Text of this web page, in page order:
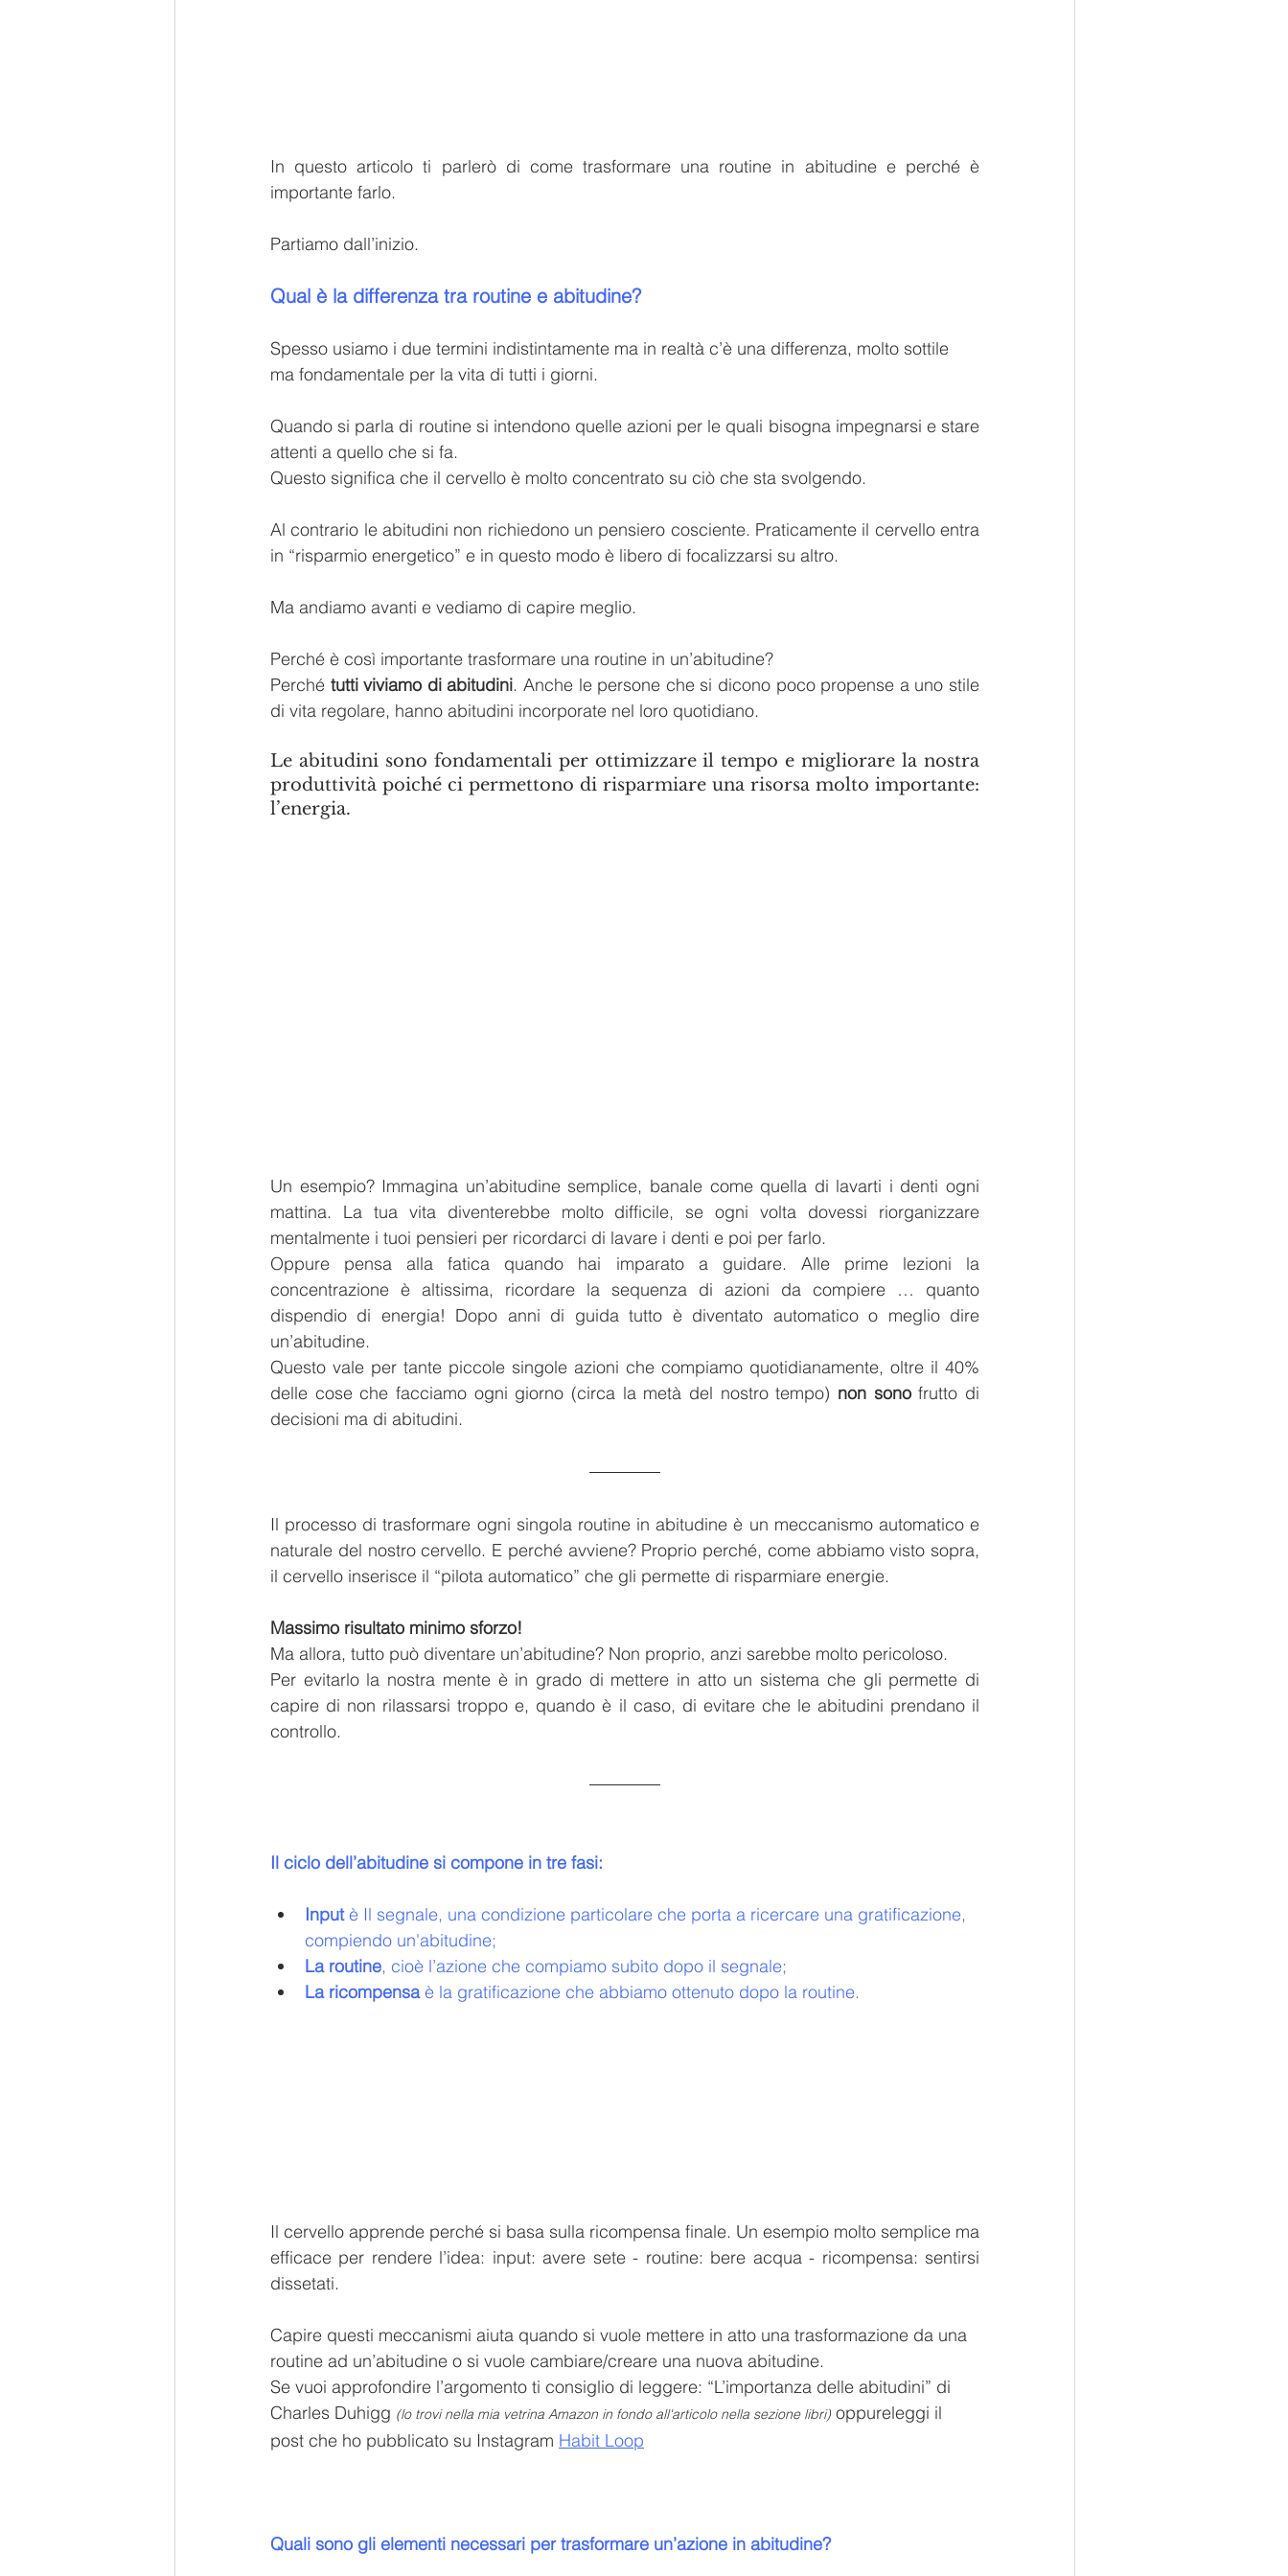
In questo articolo ti parlerò di come trasformare una routine in abitudine e perché è
importante farlo.
Partiamo dall’inizio.
Qual è la differenza tra routine e abitudine?
Spesso usiamo i due termini indistintamente ma in realtà c’è una differenza, molto sottile
ma fondamentale per la vita di tutti i giorni.
Quando si parla di routine si intendono quelle azioni per le quali bisogna impegnarsi e stare
attenti a quello che si fa.
Questo significa che il cervello è molto concentrato su ciò che sta svolgendo.
Al contrario le abitudini non richiedono un pensiero cosciente. Praticamente il cervello entra
in “risparmio energetico” e in questo modo è libero di focalizzarsi su altro.
Ma andiamo avanti e vediamo di capire meglio.
Perché è così importante trasformare una routine in un’abitudine?
Perché tutti viviamo di abitudini. Anche le persone che si dicono poco propense a uno stile
di vita regolare, hanno abitudini incorporate nel loro quotidiano.
Le abitudini sono fondamentali per ottimizzare il tempo e migliorare la nostra
produttività poiché ci permettono di risparmiare una risorsa molto importante:
l’energia.
Un esempio? Immagina un’abitudine semplice, banale come quella di lavarti i denti ogni
mattina. La tua vita diventerebbe molto difficile, se ogni volta dovessi riorganizzare
mentalmente i tuoi pensieri per ricordarci di lavare i denti e poi per farlo.
Oppure pensa alla fatica quando hai imparato a guidare. Alle prime lezioni la
concentrazione è altissima, ricordare la sequenza di azioni da compiere … quanto
dispendio di energia! Dopo anni di guida tutto è diventato automatico o meglio dire
un’abitudine.
Questo vale per tante piccole singole azioni che compiamo quotidianamente, oltre il 40%
delle cose che facciamo ogni giorno (circa la metà del nostro tempo) non sono frutto di
decisioni ma di abitudini.
Il processo di trasformare ogni singola routine in abitudine è un meccanismo automatico e
naturale del nostro cervello. E perché avviene? Proprio perché, come abbiamo visto sopra,
il cervello inserisce il “pilota automatico” che gli permette di risparmiare energie.
Massimo risultato minimo sforzo!
Ma allora, tutto può diventare un’abitudine? Non proprio, anzi sarebbe molto pericoloso.
Per evitarlo la nostra mente è in grado di mettere in atto un sistema che gli permette di
capire di non rilassarsi troppo e, quando è il caso, di evitare che le abitudini prendano il
controllo.
Il ciclo dell’abitudine si compone in tre fasi:
Input è Il segnale, una condizione particolare che porta a ricercare una gratificazione,
compiendo un'abitudine;
La routine, cioè l’azione che compiamo subito dopo il segnale;
La ricompensa è la gratificazione che abbiamo ottenuto dopo la routine.
Il cervello apprende perché si basa sulla ricompensa finale. Un esempio molto semplice ma
efficace per rendere l’idea: input: avere sete - routine: bere acqua - ricompensa: sentirsi
dissetati.
Capire questi meccanismi aiuta quando si vuole mettere in atto una trasformazione da una
routine ad un’abitudine o si vuole cambiare/creare una nuova abitudine.
Se vuoi approfondire l’argomento ti consiglio di leggere: “L’importanza delle abitudini” di
Charles Duhigg (lo trovi nella mia vetrina Amazon in fondo all'articolo nella sezione libri) oppureleggi il
post che ho pubblicato su Instagram Habit Loop
Quali sono gli elementi necessari per trasformare un’azione in abitudine?